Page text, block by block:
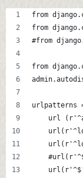
from
from
#from
from
urlpatterns
url